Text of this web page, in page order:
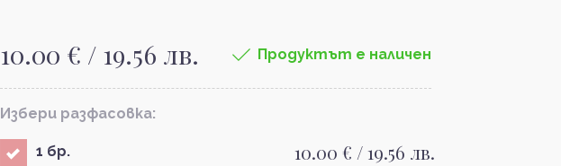
10.00 € / 19.56 лв. Продуктът е наличен
Избери разфасовка:
1 бр. 10.00 € / 19.56 лв.